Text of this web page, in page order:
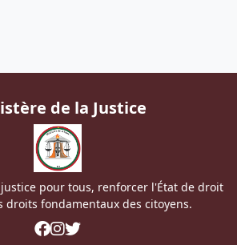
de la Justice
pour tous, renforcer l'État de droit
droits fondamentaux des citoyens.